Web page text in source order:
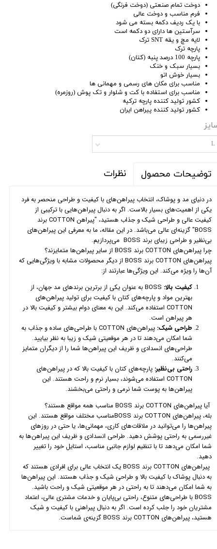
دوخت تمام صنعتی (دوخت فرنگی)
فرم مناسب و دوخت عالی
با یک ردیف دکمه بسته می شود
سرآستین ها دارای دو دکمه است
لایه مچ و یقه SNT ترک
پارچه ترک
پارچه 100 درصد پنبه (کتان)
بسیار سبک و خنک
بسیار خوش اتو
مناسب برای مکان های رسمی و مهمانی ها
مناسب برای استفاده با کت و شلوار و تک پوش (روزمره)
کشور تولید کننده پارچه ترکیه
کشور تولید کننده پیراهن ایران
L
توضیحات محصول نظرات
در دنیای مد و پوشاک، انتخاب پیراهن‌های با کیفیت و طراحی منحصر به فرد
یکی از اهمیت‌های بسیار بالاست. اگر به دنبال پیراهن‌هایی با ترکیبی از
کیفیت عالی و طراحی شیک و جذاب هستید، "پیراهن COTTON برند
BOSS" گزینه‌ای عالی می‌باشد. در این مقاله، ما به معرفی این پیراهن‌های
بی‌نظیر و طراحی زیبای برند BOSS می‌پردازیم.
چرا پیراهن‌های COTTON برند BOSS از سایر پیراهن‌ها متمایزند؟
پیراهن‌های COTTON برند BOSS از دیگر محصولات مشابه با ویژگی‌هایی که
آن‌ها را ویژه می‌کند. این ویژگی‌ها عبارتند از:
کیفیت بالا:
BOSS به عنوان یکی از برترین برندهای مد جهان، از
بهترین مواد و پارچه‌های کتان با کیفیت برای تولید پیراهن‌های
COTTON استفاده می‌کند. این به معنای دوام بیشتر و کیفیت بالا در
هر پیراهن است.
طراحی شیک:
پیراهن‌های COTTON با طراحی‌های ساده و جذاب به
شما امکان می‌دهند تا در هر موقعیتی شیک و زیبا به نظر بیایید.
طراحی‌های انسدادی و ظریف این پیراهن‌ها شما را از دیگران متمایز
می‌کنند.
راحتی بی‌نظیر: پارچه‌های کتان با کیفیت بالا که در پیراهن‌های
COTTON استفاده می‌شوند، بسیار نرم و راحت هستند. این
پیراهن‌ها به پوست شما نرمی و راحتی می‌بخشند.
آیا پیراهن‌های COTTON برند BOSS مناسب همه مواقع هستند؟
بله، پیراهن‌های COTTON برند BOSSمناسب مختلف مواقع هستند. این
پیراهن‌ها را می‌توانید در ملاقات‌های کاری، مهمانی‌ها، یا حتی در روزهای
غیررسمی به راحتی پوشش دهید. طراحی انسدادی و ظریف این پیراهن‌ها به
شما امکان می‌دهد تا با تنظیم لوازم جانبی مناسب، استایل خود را تغییر
دهید.
پیراهن‌های COTTON برند BOSS یک انتخاب عالی برای افرادی هستند که
به دنبال پوشاک با کیفیت بالا و طراحی شیک و جذاب هستند. این پیراهن‌ها
به شما امکان می‌دهند تا به راحتی در هر موقعیتی شیک و راحت باشید.
BOSS با طراحی‌های متنوع، راحتی بی‌پایان و خدمات مشتری عالی، اعتماد
مشتریان خود را جلب کرده است. اگر به دنبال پیراهنی با کیفیت و شیک
هستید، پیراهن‌های COTTON برند BOSS گزینه‌ی شماست.